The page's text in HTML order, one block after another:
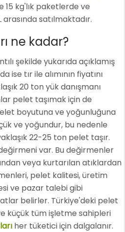
15 kg'lık paketlerde ve
satılmaktadır.
ne kadar?
şekilde yukarıda açıklamış
ise tır ile alımının fiyatını
20 ton yük danışmanı
pelet taşımak için de
boyutuna ve yoğunluğuna
ve yoğundur, bu nedenle
22-25 ton pelet taşır.
var. Bu değirmenler
veya kurtarılan atıklardan
pelet kalitesi, üretim
ve pazar talebi gibi
belirler. Türkiye'deki pelet
küçük tüm işletme sahipleri
her tüketici için dalgalanır.